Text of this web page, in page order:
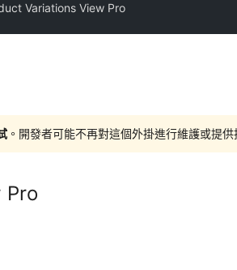
Variations View Pro
。開發者可能不再對這個外掛進行維護或提
Pro